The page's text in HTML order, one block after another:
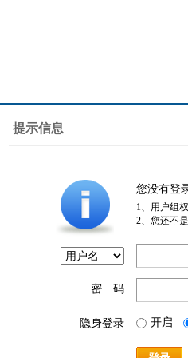
提示信息
您没有登
1、用户组
2、您还不
密 码
隐身登录 开启